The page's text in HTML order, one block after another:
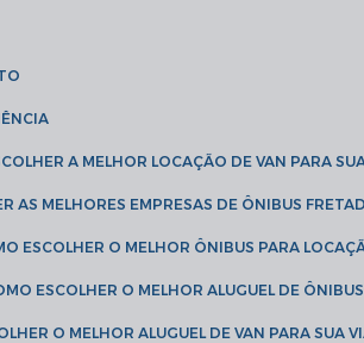
A MELHOR LOCAÇÃO DE VAN PARA
AS MELHORES EMPRESAS DE ÔNIBUS
ESCOLHER O MELHOR ÔNIBUS PARA
ESCOLHER O MELHOR ALUGUEL DE
O MELHOR ALUGUEL DE VAN PARA SUA